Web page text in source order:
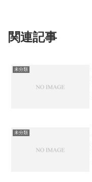
関連記事
未分類
未分類